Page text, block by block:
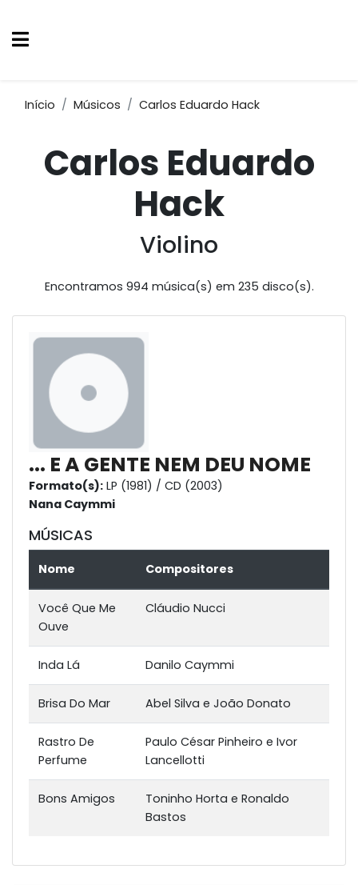
Início Músicos Carlos Eduardo Hack
Carlos Eduardo
Hack
Violino
Encontramos 994 música(s) em 235 disco(s).
... E A GENTE NEM DEU NOME
Formato(s): LP (1981) / CD (2003)
Nana Caymmi
MÚSICAS
Nome Compositores
Você Que Me
Ouve
Cláudio Nucci
Inda Lá Danilo Caymmi
Brisa Do Mar Abel Silva e João Donato
Rastro De
Perfume
Paulo César Pinheiro e Ivor
Lancellotti
Bons Amigos
Toninho Horta e Ronaldo
Bastos